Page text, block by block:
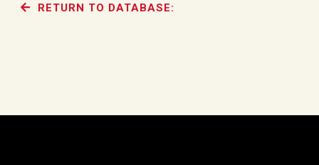
RETURN TO DATABASE: